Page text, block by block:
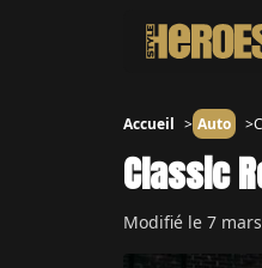
Accueil Auto
Classic
Modifié le 7